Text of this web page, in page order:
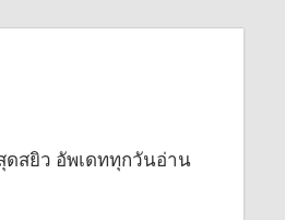
ดสยิว อัพเดททุกวันอ่าน